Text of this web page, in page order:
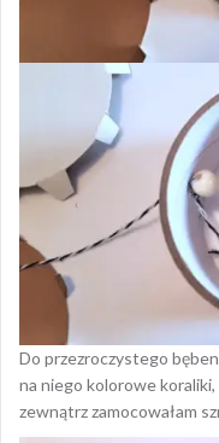
Do przezroczystego
na niego kolorowe koraliki,
zewnątrz zamocowałam